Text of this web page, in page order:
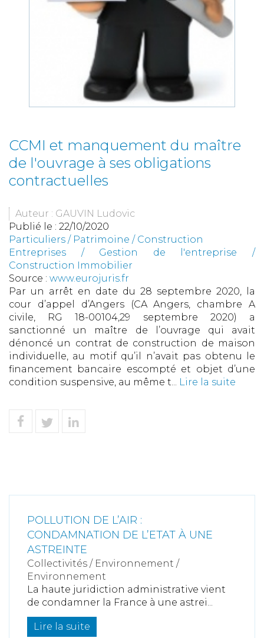
CCMI et manquement du maître
de l'ouvrage à ses obligations
contractuelles
Auteur : GAUVIN Ludovic
Publié le : 22/10/2020
Particuliers / Patrimoine / Construction
Entreprises / Gestion de l'entreprise /
Construction Immobilier
Source : www.eurojuris.fr
Par un arrêt en date du 28 septembre 2020, la
cour d’appel d’Angers (CA Angers, chambre A
civile, RG 18-00104,29 septembre 2020) a
sanctionné un maître de l’ouvrage qui avait
dénoncé un contrat de construction de maison
individuelle, au motif qu’il n’avait pas obtenu le
financement bancaire escompté et objet d’une
condition suspensive, au même t... Lire la suite
POLLUTION DE L’AIR :
CONDAMNATION DE L’ETAT À UNE
ASTREINTE
Collectivités / Environnement /
Environnement
La haute juridiction administrative vient
de condamner la France à une astrei...
Lire la suite